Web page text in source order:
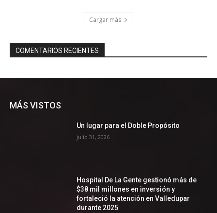
Cargar más
COMENTARIOS RECIENTES
MÁS VISTOS
Un lugar para el Doble Propósito
julio 31, 2026
Hospital De La Gente gestionó más de
$38 mil millones en inversión y
fortaleció la atención en Valledupar
durante 2025